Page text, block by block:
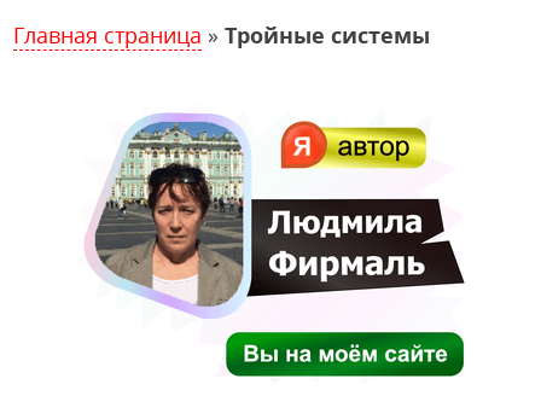
Главная страница »Тройные системы